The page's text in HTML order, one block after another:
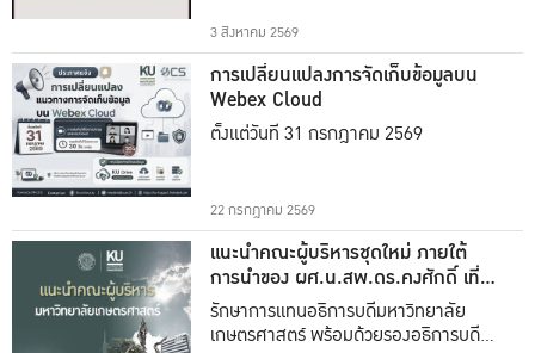
3 สิงหาคม 2569
การเปลี่ยนแปลงการจัดเก็บข้อมูลบน
Webex Cloud
ตั้งแต่วันที่ 31 กรกฎาคม 2569
22 กรกฎาคม 2569
แนะนำคณะผู้บริหารชุดใหม่ ภายใต้
การนำของ ผศ.น.สพ.ดร.คงศักดิ์ เที่ยง
ธรรม
รักษาการแทนอธิการบดีมหาวิทยาลัย
เกษตรศาสตร์ พร้อมด้วยรองอธิการบดีทั้ง